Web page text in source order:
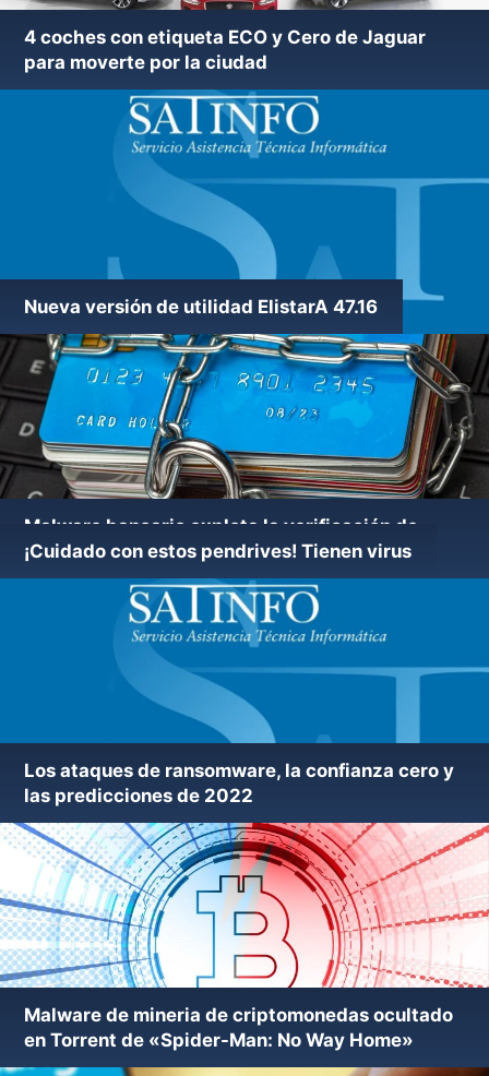
4 coches con etiqueta ECO y Cero de Jaguar
para moverte por la ciudad
Nueva versión de utilidad ElistarA 47.16
Malware bancario explota la verificación de
firma de Microsoft
¡Cuidado con estos pendrives! Tienen virus
Nueva versión de utilidad ElistarA 47.15
Los ataques de ransomware, la confianza cero y
las predicciones de 2022
Malware de mineria de criptomonedas ocultado
en Torrent de «Spider-Man: No Way Home»